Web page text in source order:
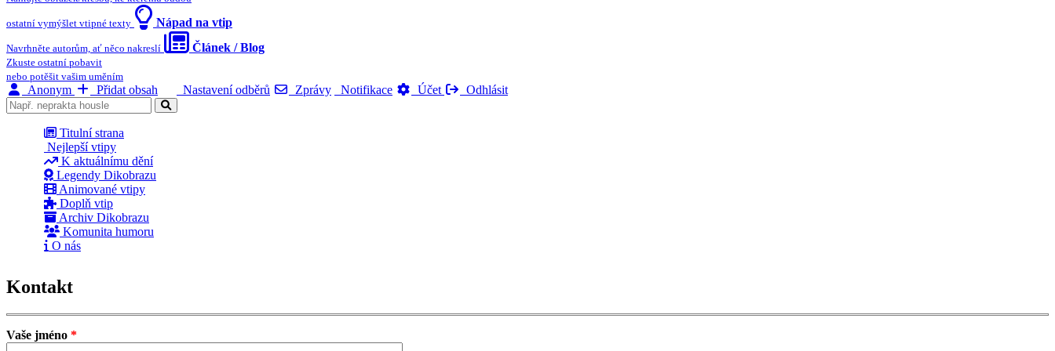
ostatní vymýšlet vtipné texty Nápad na vtip
Navrhněte autorům, ať něco nakreslí Článek / Blog
Zkuste ostatní pobavit
nebo potěšit vašim uměním
Anonym Přidat obsah Nastavení odběrů Zprávy Notifikace Účet Odhlásit
Titulní strana
Nejlepší vtipy
K aktuálnímu dění
Legendy Dikobrazu
Animované vtipy
Doplň vtip
Archiv Dikobrazu
Komunita humoru
O nás
Kontakt
Vaše jméno *